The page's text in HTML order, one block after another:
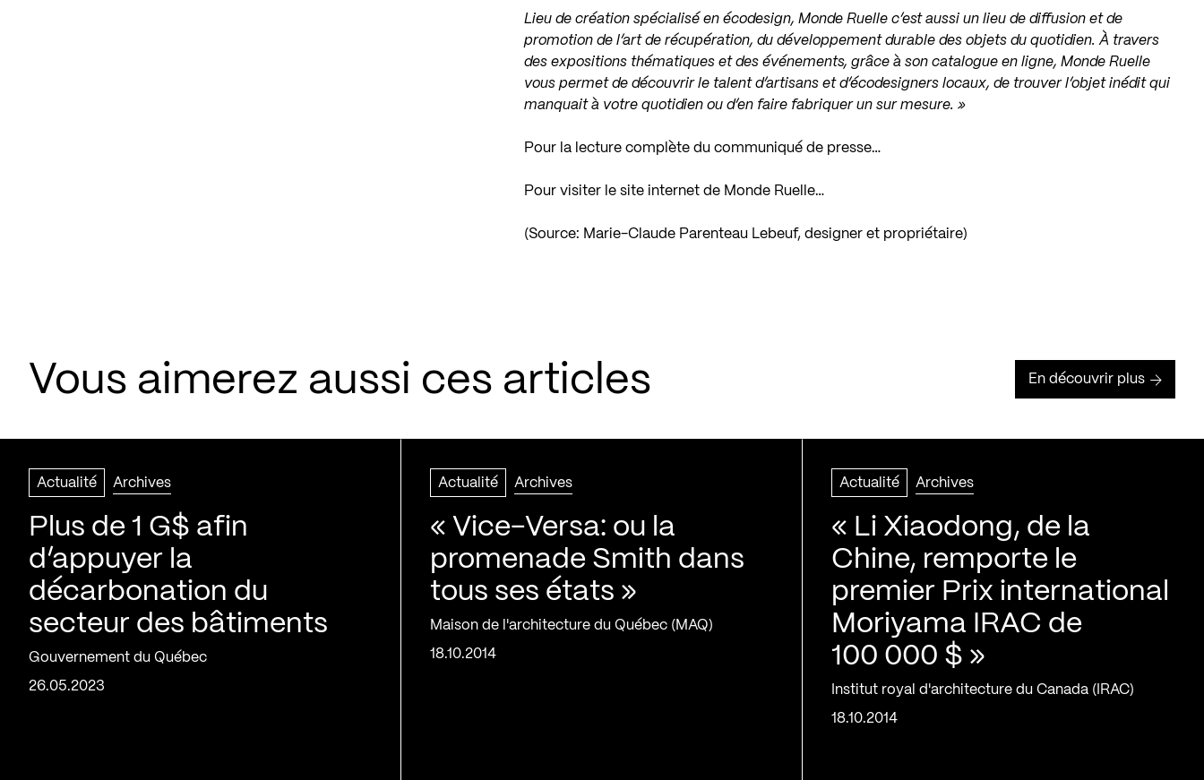
Lieu de création spécialisé en écodesign, Monde Ruelle c’est aussi un lieu de diffusion et de
promotion de l’art de récupération, du développement durable des objets du quotidien. À travers
des expositions thématiques et des événements, grâce à son catalogue en ligne, Monde Ruelle
vous permet de découvrir le talent d’artisans et d’écodesigners locaux, de trouver l’objet inédit qui
manquait à votre quotidien ou d’en faire fabriquer un sur mesure. »
Pour la lecture complète du communiqué de presse…
Pour visiter le site internet de Monde Ruelle…
(Source: Marie-Claude Parenteau Lebeuf, designer et propriétaire)
Vous aimerez aussi ces articles En découvrir plus
Actualité Archives
Plus de 1 G$ afin
d’appuyer la
décarbonation du
secteur des bâtiments
Gouvernement du Québec
26.05.2023
Actualité Archives
« Vice-Versa: ou la
promenade Smith dans
tous ses états »
Maison de l'architecture du Québec (MAQ)
18.10.2014
Actualité Archives
« Li Xiaodong, de la
Chine, remporte le
premier Prix international
Moriyama IRAC de
100 000 $ »
Institut royal d'architecture du Canada (IRAC)
18.10.2014